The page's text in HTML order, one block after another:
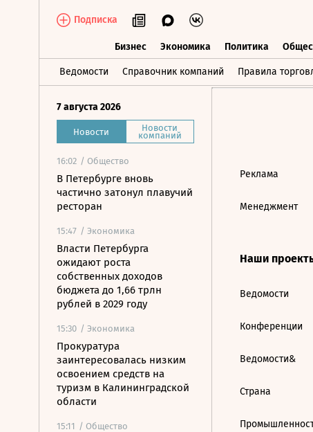
Подписка
Бизнес Экономика Политика
Ведомости Справочник компаний Правила
Бизнес Экономика Политика
7 августа 2026
Новости Новости
компаний
16:02 / Общество
В Петербурге вновь
частично затонул плавучий
ресторан
15:47 / Экономика
Власти Петербурга
ожидают роста
собственных доходов
бюджета до 1,66 трлн
рублей в 2029 году
15:30 / Экономика
Прокуратура
заинтересовалась низким
освоением средств на
туризм в Калининградской
области
15:11 / Общество
Реклама
Менеджмент
Наши
Ведомости
Конференции
Ведомости&
Страна